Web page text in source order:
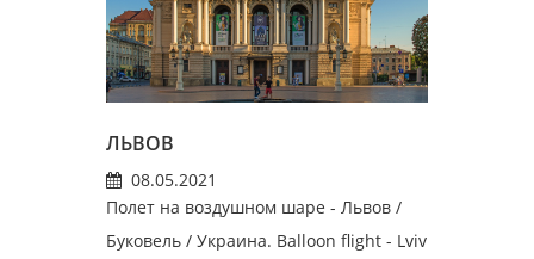
ЛЬВОВ
08.05.2021
Полет на воздушном шаре - Львов /
Буковель / Украина. Balloon flight - Lviv